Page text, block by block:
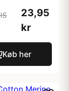
23,95
kr
Køb her